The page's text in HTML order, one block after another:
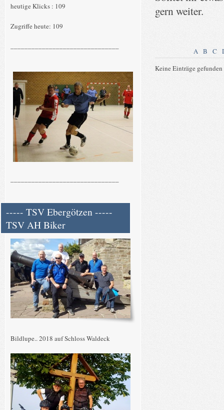
gern weiter.
A B C
Keine Einträge gefunden
heutige Klicks : 109
Zugriffe heute: 109
----- TSV Ebergötzen -----
TSV AH Biker
Bildlupe.. 2018 auf Schloss Waldeck